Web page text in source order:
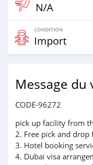
N/A
CONDITION
Import
Message du
CODE-96272
pick up facility from
2. Free pick and
3. Hotel booking
4. Dubai visa